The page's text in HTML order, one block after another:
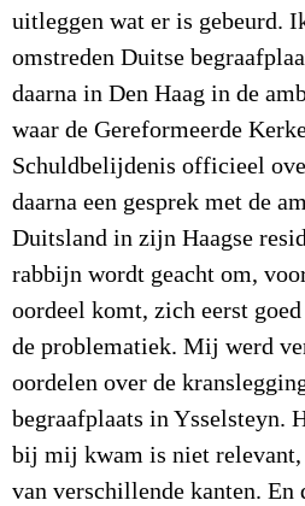
uitleggen wat er is gebeurd.
omstreden Duitse
daarna in Den Haag in de
waar de Gereformeerde
Schuldbelijdenis officieel
daarna een gesprek met de
Duitsland in zijn Haagse
rabbijn wordt geacht om,
oordeel komt, zich eerst
de problematiek. Mij werd
oordelen over de
begraafplaats in Ysselsteyn.
bij mij kwam is niet relevant,
van verschillende kanten.